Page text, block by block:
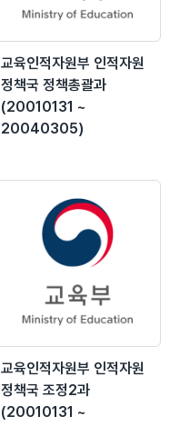
교육인적자원부 인적자원
정책국 정책총괄과
(20010131 ~
20040305)
교육인적자원부 인적자원
정책국 조정2과
(20010131 ~